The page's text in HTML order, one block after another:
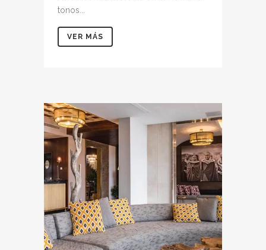
tonos...
VER MÁS